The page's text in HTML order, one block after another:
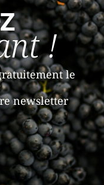
!
le
newsletter